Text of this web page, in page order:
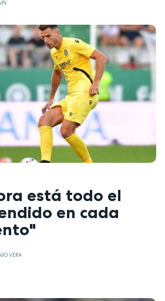
está todo el
en cada
VERA